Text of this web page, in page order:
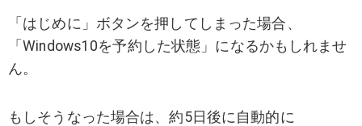
「はじめに」ボタンを押してしまった場合、
「Windows10を予約した状態」になるかもしれませ
ん。
もしそうなった場合は、約5日後に自動的に